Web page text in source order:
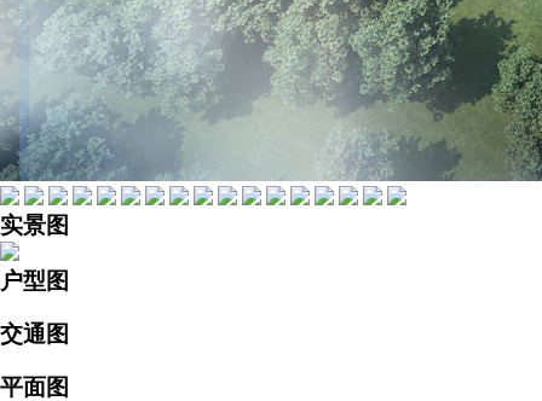
实景图
户型图
交通图
平面图